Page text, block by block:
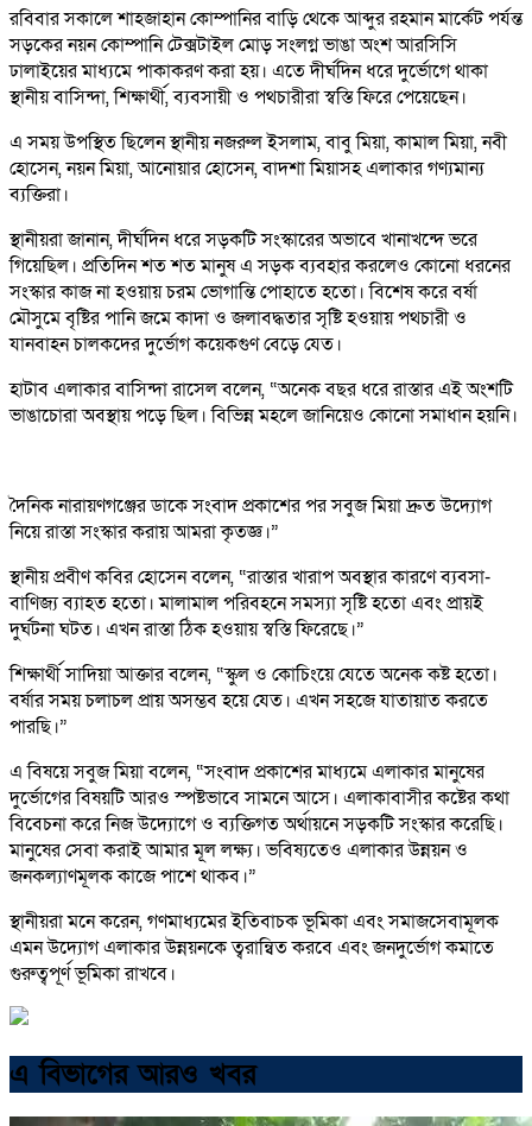
রবিবার সকালে শাহজাহান কোম্পানির বাড়ি থেকে আব্দুর রহমান মার্কেট পর্যন্ত
সড়কের নয়ন কোম্পানি টেক্সটাইল মোড় সংলগ্ন ভাঙা অংশ আরসিসি
ঢালাইয়ের মাধ্যমে পাকাকরণ করা হয়। এতে দীর্ঘদিন ধরে দুর্ভোগে থাকা
স্থানীয় বাসিন্দা, শিক্ষার্থী, ব্যবসায়ী ও পথচারীরা স্বস্তি ফিরে পেয়েছেন।
এ সময় উপস্থিত ছিলেন স্থানীয় নজরুল ইসলাম, বাবু মিয়া, কামাল মিয়া, নবী
হোসেন, নয়ন মিয়া, আনোয়ার হোসেন, বাদশা মিয়াসহ এলাকার গণ্যমান্য
ব্যক্তিরা।
স্থানীয়রা জানান, দীর্ঘদিন ধরে সড়কটি সংস্কারের অভাবে খানাখন্দে ভরে
গিয়েছিল। প্রতিদিন শত শত মানুষ এ সড়ক ব্যবহার করলেও কোনো ধরনের
সংস্কার কাজ না হওয়ায় চরম ভোগান্তি পোহাতে হতো। বিশেষ করে বর্ষা
মৌসুমে বৃষ্টির পানি জমে কাদা ও জলাবদ্ধতার সৃষ্টি হওয়ায় পথচারী ও
যানবাহন চালকদের দুর্ভোগ কয়েকগুণ বেড়ে যেত।
হাটাব এলাকার বাসিন্দা রাসেল বলেন, “অনেক বছর ধরে রাস্তার এই অংশটি
ভাঙাচোরা অবস্থায় পড়ে ছিল। বিভিন্ন মহলে জানিয়েও কোনো সমাধান হয়নি।
দৈনিক নারায়ণগঞ্জের ডাকে সংবাদ প্রকাশের পর সবুজ মিয়া দ্রুত উদ্যোগ
নিয়ে রাস্তা সংস্কার করায় আমরা কৃতজ্ঞ।”
স্থানীয় প্রবীণ কবির হোসেন বলেন, “রাস্তার খারাপ অবস্থার কারণে ব্যবসা-
বাণিজ্য ব্যাহত হতো। মালামাল পরিবহনে সমস্যা সৃষ্টি হতো এবং প্রায়ই
দুর্ঘটনা ঘটত। এখন রাস্তা ঠিক হওয়ায় স্বস্তি ফিরেছে।”
শিক্ষার্থী সাদিয়া আক্তার বলেন, “স্কুল ও কোচিংয়ে যেতে অনেক কষ্ট হতো।
বর্ষার সময় চলাচল প্রায় অসম্ভব হয়ে যেত। এখন সহজে যাতায়াত করতে
পারছি।”
এ বিষয়ে সবুজ মিয়া বলেন, “সংবাদ প্রকাশের মাধ্যমে এলাকার মানুষের
দুর্ভোগের বিষয়টি আরও স্পষ্টভাবে সামনে আসে। এলাকাবাসীর কষ্টের কথা
বিবেচনা করে নিজ উদ্যোগে ও ব্যক্তিগত অর্থায়নে সড়কটি সংস্কার করেছি।
মানুষের সেবা করাই আমার মূল লক্ষ্য। ভবিষ্যতেও এলাকার উন্নয়ন ও
জনকল্যাণমূলক কাজে পাশে থাকব।”
স্থানীয়রা মনে করেন, গণমাধ্যমের ইতিবাচক ভূমিকা এবং সমাজসেবামূলক
এমন উদ্যোগ এলাকার উন্নয়নকে ত্বরান্বিত করবে এবং জনদুর্ভোগ কমাতে
গুরুত্বপূর্ণ ভূমিকা রাখবে।
এ বিভাগের আরও খবর